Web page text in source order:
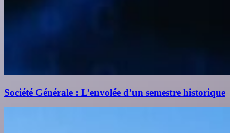
Société Générale : L’envolée d’un semestre historique